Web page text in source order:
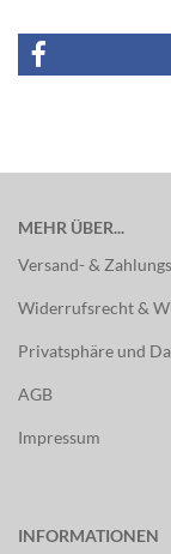
MEHR ÜBER...
Versand- &
Widerrufsrecht &
Privatsphäre und
AGB
Impressum
INFORMATIONEN